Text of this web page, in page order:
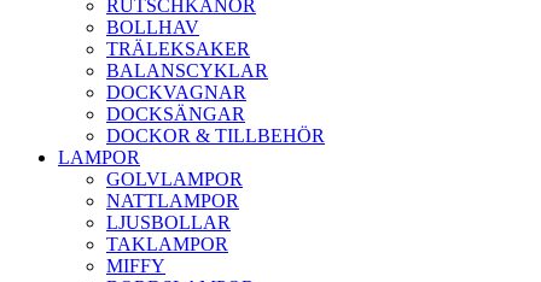
RUTSCHKANOR
BOLLHAV
TRÄLEKSAKER
BALANSCYKLAR
DOCKVAGNAR
DOCKSÄNGAR
DOCKOR & TILLBEHÖR
LAMPOR
GOLVLAMPOR
NATTLAMPOR
LJUSBOLLAR
TAKLAMPOR
MIFFY